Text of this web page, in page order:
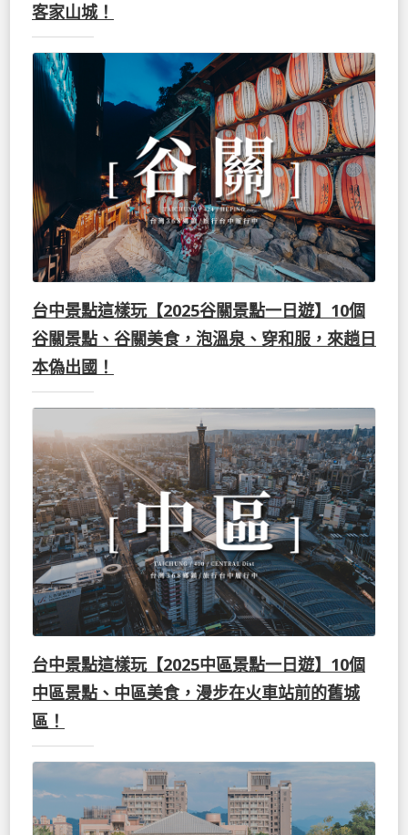
客家山城！
台中景點這樣玩【2025谷關景點一日遊】10個
谷關景點、谷關美食，泡溫泉、穿和服，來趟日
本偽出國！
台中景點這樣玩【2025中區景點一日遊】10個
中區景點、中區美食，漫步在火車站前的舊城
區！